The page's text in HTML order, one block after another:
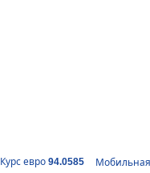
Курс евро 94.0585